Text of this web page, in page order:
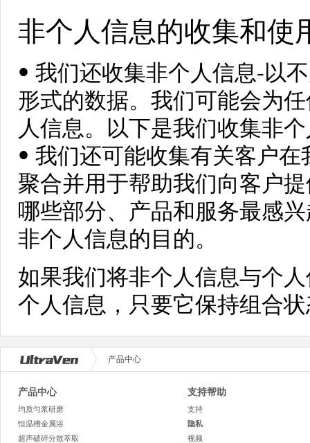
非个人信息的收集和使
• 我们还收集非个人信息-以
形式的数据。我们可能会为
人信息。以下是我们收集非
• 我们还可能收集有关客户
聚合并用于帮助我们向客户
哪些部分、产品和服务最感
非个人信息的目的。
如果我们将非个人信息与个
个人信息，只要它保持组合
产品中心
产品中心
均质匀浆研磨
恒温槽金属浴
超声破碎分散萃取
支持帮助
支持
隐私
视频